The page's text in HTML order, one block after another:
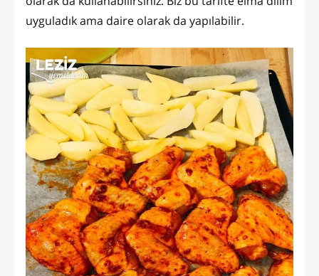
uyguladık ama daire olarak da yapılabilir.